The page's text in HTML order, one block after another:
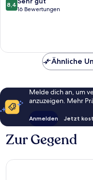
Lumpur
von
Bewertungen
8,4
16 Bewertungen
Ähnliche
Melde dich an, um
anzuzeigen. Mehr
Anmelden Jetzt
Zur Gegend